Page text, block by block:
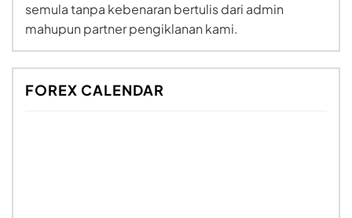
semula tanpa kebenaran bertulis dari admin
mahupun partner pengiklanan kami.
FOREX CALENDAR